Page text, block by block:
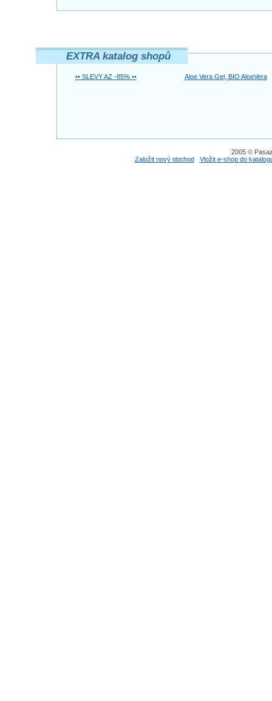
EXTRA katalog shopů
•• SLEVY AZ -85% •• Aloe Vera Gel, BIO AloeVera
2005 ©
Založit nový obchod
Vložit e-shop do